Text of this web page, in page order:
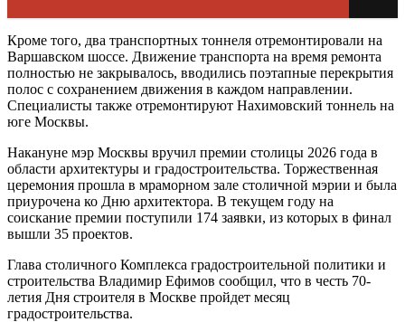
Кроме того, два транспортных тоннеля отремонтировали на
Варшавском шоссе. Движение транспорта на время ремонта
полностью не закрывалось, вводились поэтапные перекрытия
полос с сохранением движения в каждом направлении.
Специалисты также отремонтируют Нахимовский тоннель на
юге Москвы.
Накануне мэр Москвы вручил премии столицы 2026 года в
области архитектуры и градостроительства. Торжественная
церемония прошла в мраморном зале столичной мэрии и была
приурочена ко Дню архитектора. В текущем году на
соискание премии поступили 174 заявки, из которых в финал
вышли 35 проектов.
Глава столичного Комплекса градостроительной политики и
строительства Владимир Ефимов сообщил, что в честь 70-
летия Дня строителя в Москве пройдет месяц
градостроительства.